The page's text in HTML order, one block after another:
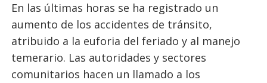
En las últimas horas se ha registrado un
aumento de los accidentes de tránsito,
atribuido a la euforia del feriado y al manejo
temerario. Las autoridades y sectores
comunitarios hacen un llamado a los